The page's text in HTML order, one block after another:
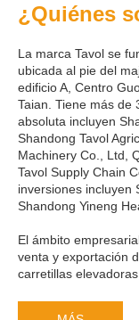
¿Quiénes
La marca Tavol se
ubicada al pie del
edificio A, Centro
Taian. Tiene más de
absoluta incluyen
Shandong Tavol
Machinery Co., Ltd,
Tavol Supply Chain
inversiones incluyen
Shandong Yineng
El ámbito
venta y exportación
carretillas